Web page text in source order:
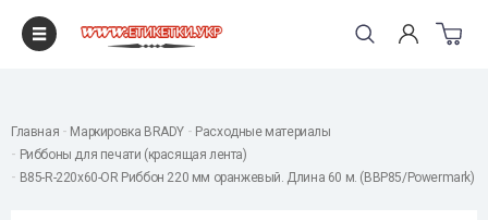
Главная Маркировка BRADY
Расходные материалы
Риббоны для печати (красящая лента)
B85-R-220x60-OR Риббон 220 мм оранжевый. Длина 60 м. (BBP85/Powermark)